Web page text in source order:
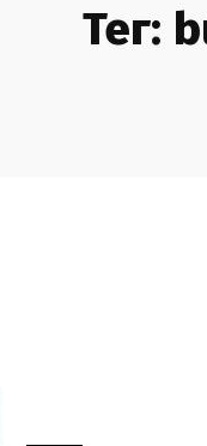
Тег: